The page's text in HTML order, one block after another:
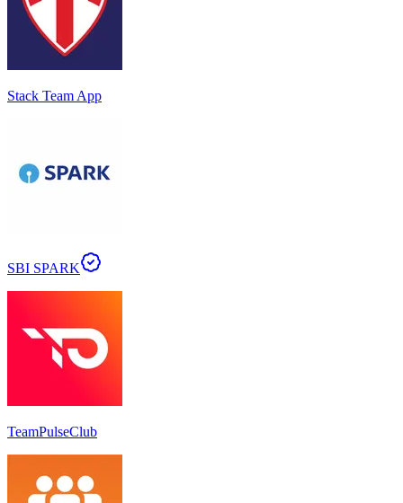
Stack Team App
SBI SPARK
TeamPulseClub